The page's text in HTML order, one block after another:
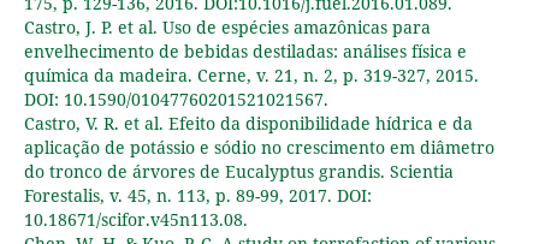
Castro, J. P. et al. Uso de espécies amazônicas para
envelhecimento de bebidas destiladas: análises física e
química da madeira. Cerne, v. 21, n. 2, p. 319-327, 2015.
DOI: 10.1590/01047760201521021567.
Castro, V. R. et al. Efeito da disponibilidade hídrica e da
aplicação de potássio e sódio no crescimento em diâmetro
do tronco de árvores de Eucalyptus grandis. Scientia
Forestalis, v. 45, n. 113, p. 89-99, 2017. DOI:
10.18671/scifor.v45n113.08.